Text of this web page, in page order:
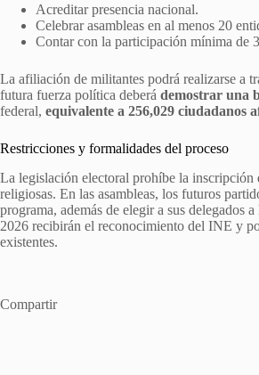
Acreditar presencia nacional.
Celebrar asambleas en al menos 20
Contar con la participación mínima de
La afiliación de militantes podrá realizarse a
futura fuerza política deberá demostrar una
federal, equivalente a 256,029 ciudadanos
Restricciones y formalidades del proceso
La legislación electoral prohíbe la inscripción
religiosas. En las asambleas, los futuros
programa, además de elegir a sus delegados
2026 recibirán el reconocimiento del INE y
existentes.
Compartir